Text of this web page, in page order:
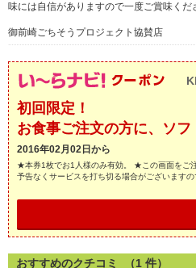
味には自信がありますので一度ご賞味くだ
御前崎ごちそうプロジェクト協賛店
初回限定！
お食事ご注文の方に、ソ
2016年02月02日から
★本券1枚でお1人様のみ有効。 ★この画面をご
予告なくサービスを打ち切る場合がございますの
おすすめのクチコミ （1 件）